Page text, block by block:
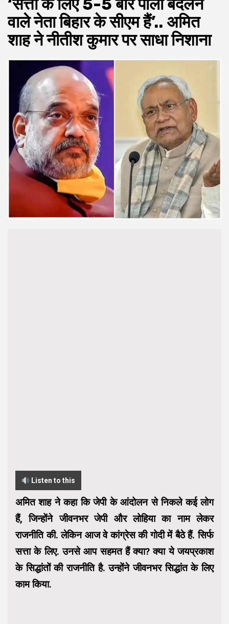
‘सत्ता के लिए 5-5 बार पाला बदलने
वाले नेता बिहार के सीएम हैं’.. अमित
शाह ने नीतीश कुमार पर साधा निशाना
Listen to this
अमित शाह ने कहा कि जेपी के आंदोलन से निकले कई लोग
हैं, जिन्होंने जीवनभर जेपी और लोहिया का नाम लेकर
राजनीति की. लेकिन आज वे कांग्रेस की गोदी में बैठे हैं. सिर्फ
सत्ता के लिए. उनसे आप सहमत हैं क्या? क्या ये जयप्रकाश
के सिद्धांतों की राजनीति है. उन्होंने जीवनभर सिद्धांत के लिए
काम किया.